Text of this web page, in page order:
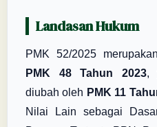
Landasan Hukum
PMK 52/2025
PMK 48 Tahun 2023,
diubah oleh PMK 11
Nilai Lain sebagai